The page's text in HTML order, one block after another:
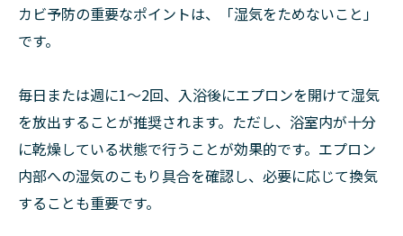
カビ予防の重要なポイントは、「湿気をためないこと」
です。
毎日または週に1～2回、入浴後にエプロンを開けて湿気
を放出することが推奨されます。ただし、浴室内が十分
に乾燥している状態で行うことが効果的です。エプロン
内部への湿気のこもり具合を確認し、必要に応じて換気
することも重要です。